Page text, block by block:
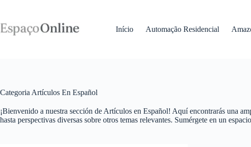
o
conteúdo
Início Automação Residencial
Categoria Artículos En Español
¡Bienvenido a nuestra sección de Artículos en Español! Aquí encontrarás una
hasta perspectivas diversas sobre otros temas relevantes. Sumérgete en un